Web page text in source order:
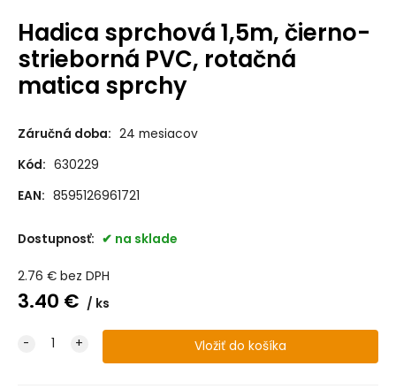
Hadica sprchová 1,5m, čierno-
strieborná PVC, rotačná
matica sprchy
Záručná doba: 24 mesiacov
Kód: 630229
EAN: 8595126961721
Dostupnosť: na sklade
2.76 € bez DPH
3.40 € ks